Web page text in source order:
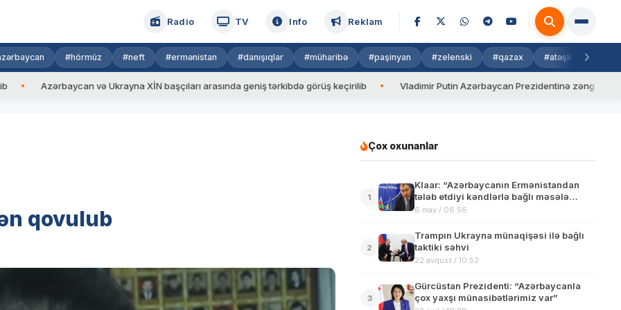
Radio TV Info Reklam
#hörmüz #neft #ermənistan #danışıqlar #müharibə #paşinyan #zelenski #qazax #atəşkəs
və Ukrayna XİN başçıları arasında geniş tərkibdə görüş keçirilib Vladimir Putin Azərbaycan Prezidentinə zəng edib
qovulub
Çox oxunanlar
1
Klaar: “Azərbaycanın Ermənistandan
tələb etdiyi kəndlərlə bağlı məsələ
delimitasiya çərçivəsində həll
6 may / 08:56
2
Trampın Ukrayna münaqişəsi ilə bağlı
taktiki səhvi
22 avqust / 10:52
3
Gürcüstan Prezidenti: “Azərbaycanla
çox yaxşı münasibətlərimiz var”